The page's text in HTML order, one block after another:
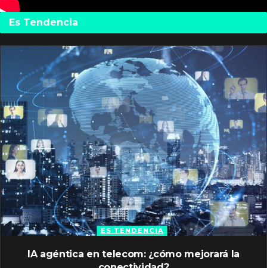
Es Tendencia
ES TENDENCIA
IA agéntica en telecom: ¿cómo mejorará la